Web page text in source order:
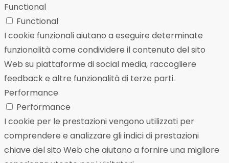
Functional
Functional
I cookie funzionali aiutano a eseguire determinate
funzionalità come condividere il contenuto del sito
Web su piattaforme di social media, raccogliere
feedback e altre funzionalità di terze parti.
Performance
Performance
I cookie per le prestazioni vengono utilizzati per
comprendere e analizzare gli indici di prestazioni
chiave del sito Web che aiutano a fornire una migliore